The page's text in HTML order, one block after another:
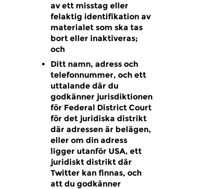
av ett misstag eller
felaktig identifikation av
materialet som ska tas
bort eller inaktiveras;
och
Ditt namn, adress och
telefonnummer, och ett
uttalande där du
godkänner jurisdiktionen
för Federal District Court
för det juridiska distrikt
där adressen är belägen,
eller om din adress
ligger utanför USA, ett
juridiskt distrikt där
Twitter kan finnas, och
att du godkänner